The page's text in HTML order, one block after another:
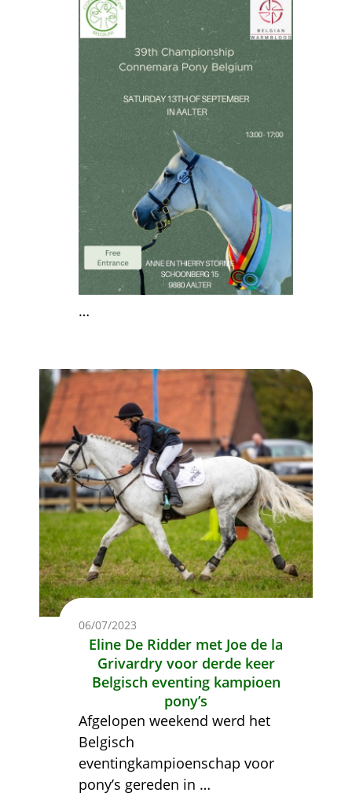
…
Afbeelding
06/07/2023
Eline De Ridder met Joe de la
Grivardry voor derde keer
Belgisch eventing kampioen
pony’s
Afgelopen weekend werd het
Belgisch
eventingkampioenschap voor
pony’s gereden in …